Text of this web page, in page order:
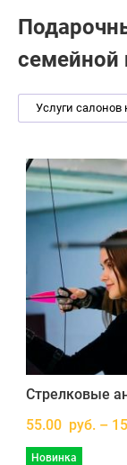
семейной
Услуги салонов
Стрелковые
55.00 руб. –
Новинка